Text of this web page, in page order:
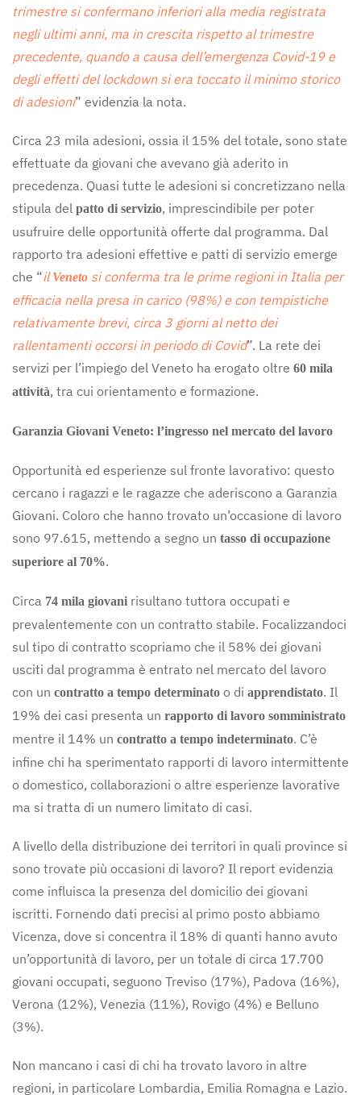
trimestre si confermano inferiori alla media registrata
negli ultimi anni, ma in crescita rispetto al trimestre
precedente, quando a causa dell’emergenza Covid-19 e
degli effetti del lockdown si era toccato il minimo storico
di adesioni” evidenzia la nota.
Circa 23 mila adesioni, ossia il 15% del totale, sono state
effettuate da giovani che avevano già aderito in
precedenza. Quasi tutte le adesioni si concretizzano nella
stipula del patto di servizio, imprescindibile per poter
usufruire delle opportunità offerte dal programma. Dal
rapporto tra adesioni effettive e patti di servizio emerge
che “ilVeneto si conferma tra le prime regioni in Italia per
efficacia nella presa in carico (98%) e con tempistiche
relativamente brevi, circa 3 giorni al netto dei
rallentamenti occorsi in periodo di Covid”. La rete dei
servizi per l’impiego del Veneto ha erogato oltre 60 mila
attività, tra cui orientamento e formazione.
Garanzia Giovani Veneto: l’ingresso nel mercato del lavoro
Opportunità ed esperienze sul fronte lavorativo: questo
cercano i ragazzi e le ragazze che aderiscono a Garanzia
Giovani. Coloro che hanno trovato un’occasione di lavoro
sono 97.615, mettendo a segno un tasso di occupazione
superiore al 70%.
Circa 74 mila giovani risultano tuttora occupati e
prevalentemente con un contratto stabile. Focalizzandoci
sul tipo di contratto scopriamo che il 58% dei giovani
usciti dal programma è entrato nel mercato del lavoro
con un contratto a tempo determinato o di apprendistato. Il
19% dei casi presenta un rapporto di lavoro somministrato
mentre il 14% un contratto a tempo indeterminato. C’è
infine chi ha sperimentato rapporti di lavoro intermittente
o domestico, collaborazioni o altre esperienze lavorative
ma si tratta di un numero limitato di casi.
A livello della distribuzione dei territori in quali province si
sono trovate più occasioni di lavoro? Il report evidenzia
come influisca la presenza del domicilio dei giovani
iscritti. Fornendo dati precisi al primo posto abbiamo
Vicenza, dove si concentra il 18% di quanti hanno avuto
un’opportunità di lavoro, per un totale di circa 17.700
giovani occupati, seguono Treviso (17%), Padova (16%),
Verona (12%), Venezia (11%), Rovigo (4%) e Belluno
(3%).
Non mancano i casi di chi ha trovato lavoro in altre
regioni, in particolare Lombardia, Emilia Romagna e Lazio.